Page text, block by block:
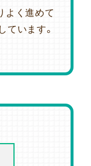
よく進めて
ています。